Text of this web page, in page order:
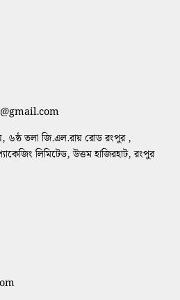
৬ষ্ঠ তলা জি.এল.রায় রোড রংপুর ,
লিমিটেড, উত্তম হাজিরহাট, রংপুর